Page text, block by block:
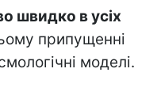
швидко в усіх
припущенні
моделі.